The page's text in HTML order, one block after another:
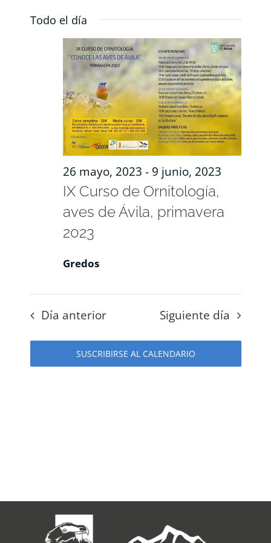
de
de
Seleccionar
fecha.
Todo el día
26 mayo, 2023 - 9 junio, 2023
IX Curso de Ornitología,
aves de Ávila, primavera
2023
Gredos
Día anterior Siguiente día
SUSCRIBIRSE AL CALENDARIO